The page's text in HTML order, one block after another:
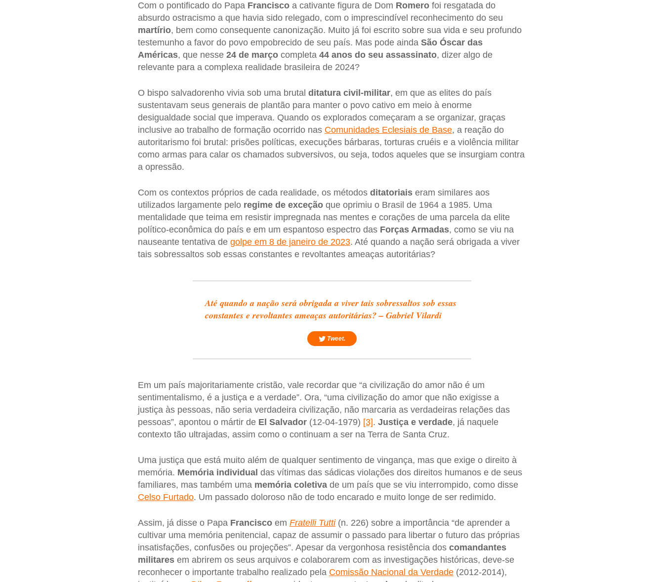
Com o pontificado do Papa Francisco a cativante figura de Dom Romerofoi resgatada do
absurdo ostracismo a que havia sido relegado, com o imprescindível reconhecimento do seu
martírio, bem como consequente canonização. Muito já foi escrito sobre sua vida e seu profundo
testemunho a favor do povo empobrecido de seu país. Mas pode ainda São Óscar das
Américas, que nesse 24 de marçocompleta 44 anos do seu assassinato, dizer algo de
relevante para a complexa realidade brasileira de 2024?
O bispo salvadorenho vivia sob uma brutal ditatura civil-militar, em que as elites do país
sustentavam seus generais de plantão para manter o povo cativo em meio à enorme
desigualdade social que imperava. Quando os explorados começaram a se organizar, graças
inclusive ao trabalho de formação ocorrido nas Comunidades Eclesiais de Base, a reação do
autoritarismo foi brutal: prisões políticas, execuções bárbaras, torturas cruéis e a violência militar
como armas para calar os chamados subversivos, ou seja, todos aqueles que se insurgiam contra
a opressão.
Com os contextos próprios de cada realidade, os métodos ditatoriaiseram similares aos
utilizados largamente pelo regime de exceçãoque oprimiu o Brasil de 1964 a 1985. Uma
mentalidade que teima em resistir impregnada nas mentes e corações de uma parcela da elite
político-econômica do país e em um espantoso espectro das Forças Armadas, como se viu na
nauseante tentativa de golpe em 8 de janeiro de 2023. Até quando a nação será obrigada a viver
tais sobressaltos sob essas constantes e revoltantes ameaças autoritárias?
Até quando a nação será obrigada a viver tais sobressaltos sob essas
constantes e revoltantes ameaças autoritárias? – Gabriel Vilardi
Tweet.
Em um país majoritariamente cristão, vale recordar que “a civilização do amor não é um
sentimentalismo, é a justiça e a verdade”. Ora, “uma civilização do amor que não exigisse a
justiça às pessoas, não seria verdadeira civilização, não marcaria as verdadeiras relações das
pessoas”, apontou o mártir deEl Salvador(12-04-1979) [3]. Justiça e verdade, já naquele
contexto tão ultrajadas, assim como o continuam a ser na Terra de Santa Cruz.
Uma justiça que está muito além de qualquer sentimento de vingança, mas que exige o direito à
memória. Memória individual das vítimas das sádicas violações dos direitos humanos e de seus
familiares, mas também uma memória coletivade um país que se viu interrompido, como disse
Celso Furtado. Um passado doloroso não de todo encarado e muito longe de ser redimido.
Assim, já disse o Papa Franciscoem Fratelli Tutti (n. 226) sobre a importância “de aprender a
cultivar uma memória penitencial, capaz de assumir o passado para libertar o futuro das próprias
insatisfações, confusões ou projeções”. Apesar da vergonhosa resistência dos comandantes
militaresem abrirem os seus arquivos e colaborarem com as investigações históricas, deve-se
reconhecer o importante trabalho realizado pela Comissão Nacional da Verdade(2012-2014),